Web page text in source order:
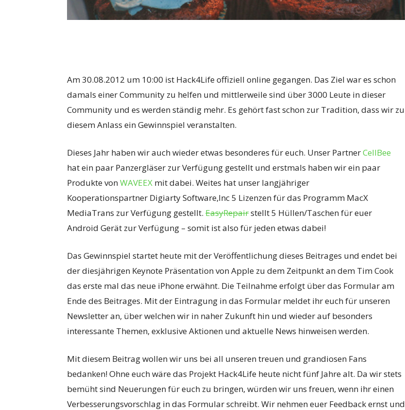
Am 30.08.2012 um 10:00 ist Hack4Life offiziell online gegangen. Das Ziel war es schon
damals einer Community zu helfen und mittlerweile sind über 3000 Leute in dieser
Community und es werden ständig mehr. Es gehört fast schon zur Tradition, dass wir zu
diesem Anlass ein Gewinnspiel veranstalten.
Dieses Jahr haben wir auch wieder etwas besonderes für euch. Unser PartnerCellBee
hat ein paar Panzergläser zur Verfügung gestellt und erstmals haben wir ein paar
Produkte vonWAVEEX mit dabei. Weites hat unser langjähriger
Kooperationspartner Digiarty Software,Inc 5 Lizenzen für das Programm MacX
MediaTrans zur Verfügung gestellt. EasyRepairstellt 5 Hüllen/Taschen für euer
Android Gerät zur Verfügung – somit ist also für jeden etwas dabei!
Das Gewinnspiel startet heute mit der Veröffentlichung dieses Beitrages und endet bei
der diesjährigen Keynote Präsentation von Apple zu dem Zeitpunkt an dem Tim Cook
das erste mal das neue iPhone erwähnt. Die Teilnahme erfolgt über das Formular am
Ende des Beitrages. Mit der Eintragung in das Formular meldet ihr euch für unseren
Newsletter an, über welchen wir in naher Zukunft hin und wieder auf besonders
interessante Themen, exklusive Aktionen und aktuelle News hinweisen werden.
Mit diesem Beitrag wollen wir uns bei all unseren treuen und grandiosen Fans
bedanken! Ohne euch wäre das Projekt Hack4Life heute nicht fünf Jahre alt. Da wir stets
bemüht sind Neuerungen für euch zu bringen, würden wir uns freuen, wenn ihr einen
Verbesserungsvorschlag in das Formular schreibt. Wir nehmen euer Feedback ernst und